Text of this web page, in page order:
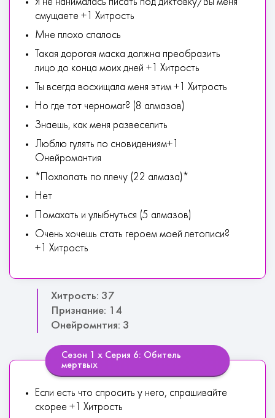
Я не нанималась писать под диктовку/Вы меня
смущаете +1 Хитрость
Мне плохо спалось
Такая дорогая маска должна преобразить
лицо до конца моих дней +1 Хитрость
Ты всегда восхищала меня этим +1 Хитрость
Но где тот черномаг? (8 алмазов)
Знаешь, как меня развеселить
Люблю гулять по сновидениям+1
Онейромантия
*Похлопать по плечу (22 алмаза)*
Нет
Помахать и улыбнуться (5 алмазов)
Очень хочешь стать героем моей летописи?
+1 Хитрость
Хитрость: 37
Признание: 14
Онейромнтия: 3
Сезон 1 х Серия 6: Обитель
мертвых
Если есть что спросить у него, спрашивайте
скорее +1 Хитрость